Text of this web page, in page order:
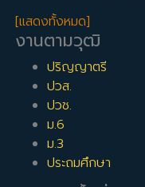
[แสดงทั้งหมด]
งานตามวุฒิ
ปริญญาตรี
ปวส.
ปวช.
ม.6
ม.3
ประถมศึกษา